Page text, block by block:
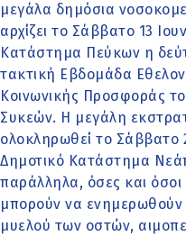
μεγάλα δημόσια
αρχίζει το Σάββατο 13
Κατάστημα Πεύκων η
τακτική Εβδομάδα
Κοινωνικής Προσφοράς
Συκεών. Η μεγάλη
ολοκληρωθεί το Σάββατο
Δημοτικό Κατάστημα
παράλληλα, όσες και όσοι
μπορούν να ενημερωθούν
μυελού των οστών,